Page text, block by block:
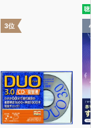
3位
聴